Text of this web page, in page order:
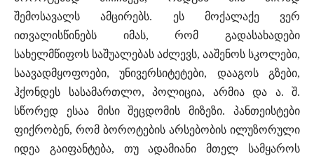
შემოსავალს ამცირებს. ეს მოქალაქე ვერ
ითვალისწინებს იმას, რომ გადასახადები
სახელმწიფოს საშუალებას აძლევს, ააშენოს სკოლები,
საავადმყოფოები, უნივერსიტეტები, დააგოს გზები,
ჰქონდეს სასამართლო, პოლიცია, არმია და ა. შ.
სწორედ ესაა მისი შეცდომის მიზეზი. პანთეისტები
ფიქრობენ, რომ ბოროტების არსებობის ილუზორული
იდეა გაიფანტება, თუ ადამიანი მთელ სამყაროს